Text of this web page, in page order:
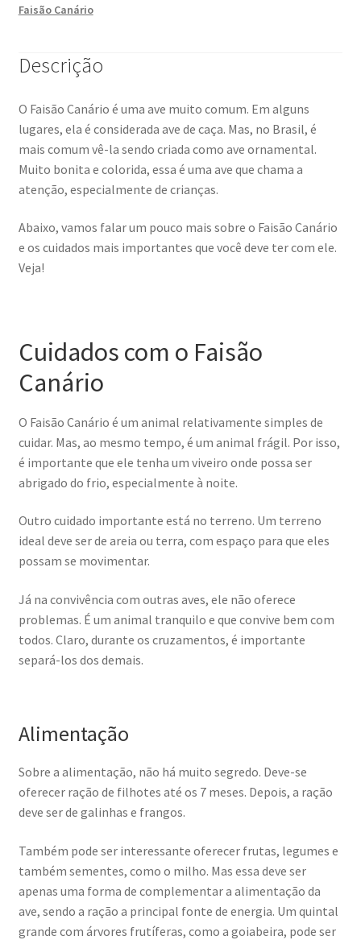
Faisão Canário
Descrição
O Faisão Canário é uma ave muito comum. Em alguns
lugares, ela é considerada ave de caça. Mas, no Brasil, é
mais comum vê-la sendo criada como ave ornamental.
Muito bonita e colorida, essa é uma ave que chama a
atenção, especialmente de crianças.
Abaixo, vamos falar um pouco mais sobre o Faisão Canário
e os cuidados mais importantes que você deve ter com ele.
Veja!
Cuidados com o Faisão
Canário
O Faisão Canário é um animal relativamente simples de
cuidar. Mas, ao mesmo tempo, é um animal frágil. Por isso,
é importante que ele tenha um viveiro onde possa ser
abrigado do frio, especialmente à noite.
Outro cuidado importante está no terreno. Um terreno
ideal deve ser de areia ou terra, com espaço para que eles
possam se movimentar.
Já na convivência com outras aves, ele não oferece
problemas. É um animal tranquilo e que convive bem com
todos. Claro, durante os cruzamentos, é importante
separá-los dos demais.
Alimentação
Sobre a alimentação, não há muito segredo. Deve-se
oferecer ração de filhotes até os 7 meses. Depois, a ração
deve ser de galinhas e frangos.
Também pode ser interessante oferecer frutas, legumes e
também sementes, como o milho. Mas essa deve ser
apenas uma forma de complementar a alimentação da
ave, sendo a ração a principal fonte de energia. Um quintal
grande com árvores frutíferas, como a goiabeira, pode ser